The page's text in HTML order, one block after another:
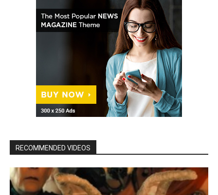
RECOMMENDED VIDEOS